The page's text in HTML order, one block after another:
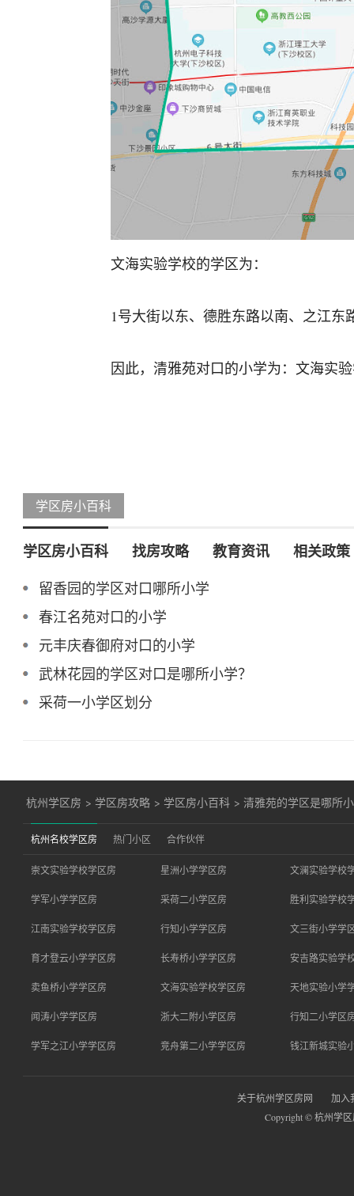
文海实验学校的学区为：
1号大街以东、德胜东路以南、之江东
因此，清雅苑对口的小学为：文海实
学区房小百科
学区房小百科 找房攻略 教育资讯 相关政策
留香园的学区对口哪所小学
春江名苑对口的小学
元丰庆春御府对口的小学
武林花园的学区对口是哪所小学？
采荷一小学区划分
杭州学区房 > 学区房攻略 > 学区房小百科 >清雅苑的学区是哪所
杭州名校学区房 热门小区 合作伙伴
崇文实验学校学区房 星洲小学学区房 文澜实验学校
学军小学学区房 采荷二小学区房 胜利实验学校
江南实验学校学区房 行知小学学区房 文三街小学学
育才登云小学学区房 长寿桥小学学区房 安吉路实验学
卖鱼桥小学学区房 文海实验学校学区房 天地实验小学
闻涛小学学区房 浙大二附小学区房 行知二小学区
学军之江小学学区房 竞舟第二小学学区房 钱江新城实验
关于杭州学区房网
加入
Copyright © 杭州学